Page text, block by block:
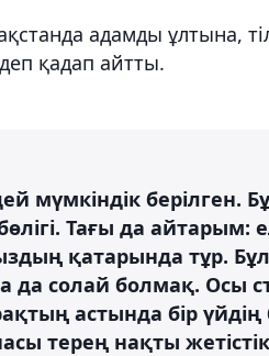
адамды ұлтына,
қадап айтты.
мүмкіндік берілген.
Тағы да айтарым:
қатарында тұр.
да солай болмақ. Осы
астында бір
терең нақты